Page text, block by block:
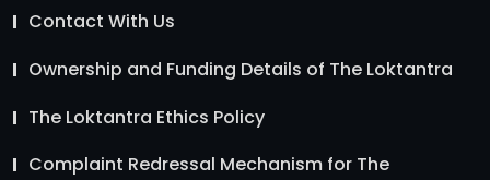
Contact With Us
Ownership and Funding Details of The Loktantra
The Loktantra Ethics Policy
Complaint Redressal Mechanism for The